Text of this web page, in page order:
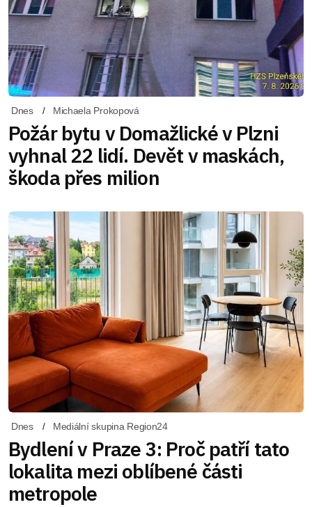
Dnes Michaela Prokopová
Požár bytu v Domažlické v Plzni
vyhnal 22 lidí. Devět v maskách,
škoda přes milion
Dnes Mediální skupina Region24
Bydlení v Praze 3: Proč patří tato
lokalita mezi oblíbené části
metropole